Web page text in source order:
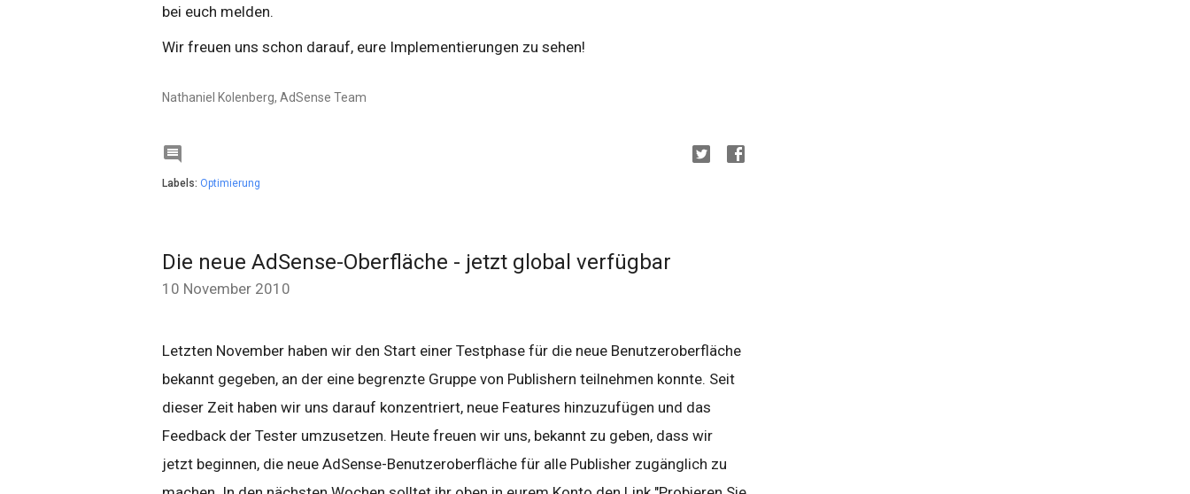
bei euch melden.
Wir freuen uns schon darauf, eure Implementierungen zu sehen!
Nathaniel Kolenberg, AdSense Team

Labels: Optimierung
Die neue AdSense-Oberfläche - jetzt global verfügbar
10 November 2010
Letzten November haben wir den Start einer Testphase für die neue Benutzeroberfläche
bekannt gegeben, an der eine begrenzte Gruppe von Publishern teilnehmen konnte. Seit
dieser Zeit haben wir uns darauf konzentriert, neue Features hinzuzufügen und das
Feedback der Tester umzusetzen. Heute freuen wir uns, bekannt zu geben, dass wir
jetzt beginnen, die neue AdSense-Benutzeroberfläche für alle Publisher zugänglich zu